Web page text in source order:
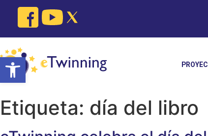
Open toolbar
content
Etiqueta: día del libro